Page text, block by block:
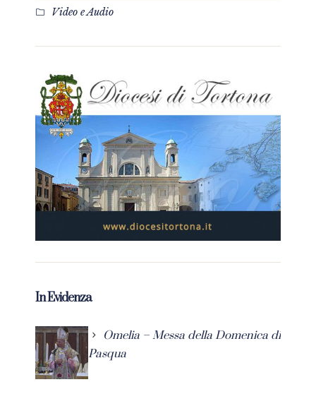
Video e Audio
In Evidenza
Omelia – Messa della Domenica di
Pasqua